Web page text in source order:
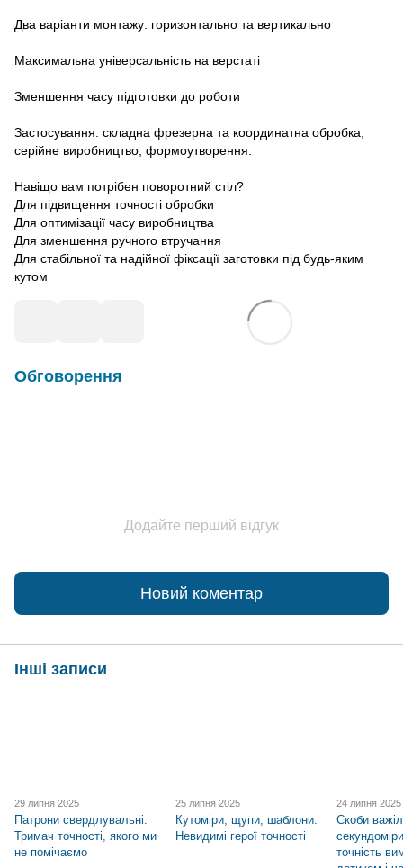
Два варіанти монтажу: горизонтально та вертикально
Максимальна універсальність на верстаті
Зменшення часу підготовки до роботи
Застосування: складна фрезерна та координатна обробка,
серійне виробництво, формоутворення.
Навіщо вам потрібен поворотний стіл?
Для підвищення точності обробки
Для оптимізації часу виробництва
Для зменшення ручного втручання
Для стабільної та надійної фіксації заготовки під будь-яким
кутом
Обговорення
Додайте перший відгук
Новий коментар
Інші записи
29 липня 2025
Патрони свердлувальні:
Тримач точності, якого ми
не помічаємо
25 липня 2025
Кутоміри, щупи, шаблони:
Невидимі герої точності
24 липня 2025
Скоби
точність